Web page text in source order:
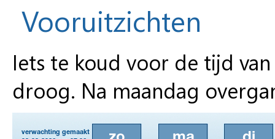
Vooruitzichten
Iets te koud voor de tijd
droog. Na maandag